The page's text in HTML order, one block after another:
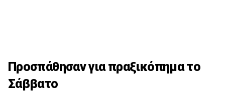
Προσπάθησαν για πραξικόπημα το
Σάββατο